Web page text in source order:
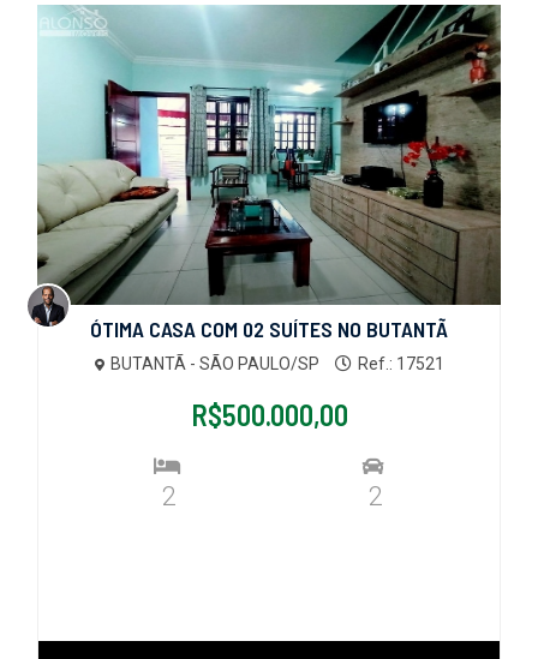
ÓTIMA CASA COM 02 SUÍTES NO BUTANTÃ
BUTANTÃ - SÃO PAULO/SP Ref.: 17521
R$500.000,00
2 2